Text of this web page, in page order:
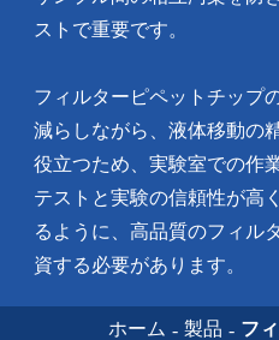
ストで重要です。
フィルターピペットチップ
減らしながら、液体移動の
役立つため、実験室での作
テストと実験の信頼性が高
るように、高品質のフィル
資する必要があります。
ホーム 製品 フ